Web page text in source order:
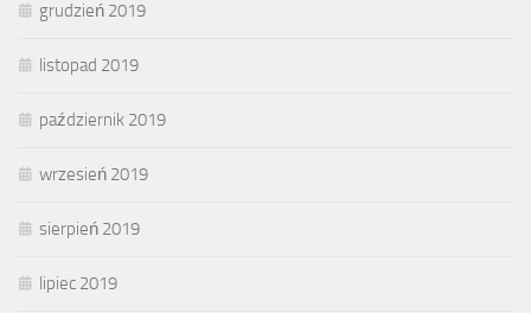
grudzień 2019
listopad 2019
październik 2019
wrzesień 2019
sierpień 2019
lipiec 2019